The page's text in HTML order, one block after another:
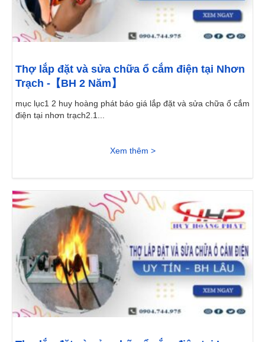
Thợ lắp đặt và sửa chữa ổ cắm điện tại Nhơn
Trạch -【BH 2 Năm】
mục lục1 2 huy hoàng phát báo giá lắp đặt và sửa chữa ổ cắm
điện tại nhơn trạch2.1...
Xem thêm >